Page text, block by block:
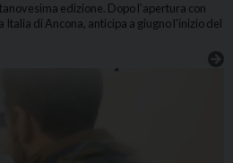
edizione. Dopo l’apertura con
di Ancona, anticipa a giugno l’inizio del